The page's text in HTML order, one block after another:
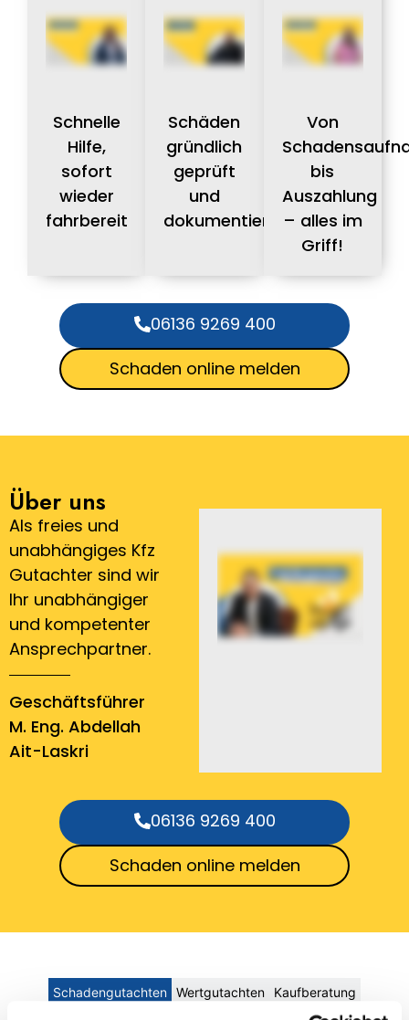
Schnelle
Hilfe,
sofort
wieder
fahrbereit
Schäden
gründlich
geprüft
und
dokumentiert
Von
bis
Auszahlung
– alles im
Griff!
06136 9269 400
Schaden online melden
Über uns
Als freies und
unabhängiges Kfz
Gutachter sind wir
Ihr unabhängiger
und kompetenter
Ansprechpartner.
Geschäftsführer
M. Eng. Abdellah
Ait-Laskri
06136 9269 400
Schaden online melden
Schadengutachten Wertgutachten Kaufberatung